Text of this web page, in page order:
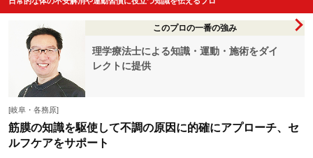
このプロの一番の強み
理学療法士による知識・運動・施術をダイ
レクトに提供
[岐阜・各務原]
筋膜の知識を駆使して不調の原因に的確にアプローチ、セ
ルフケアをサポート